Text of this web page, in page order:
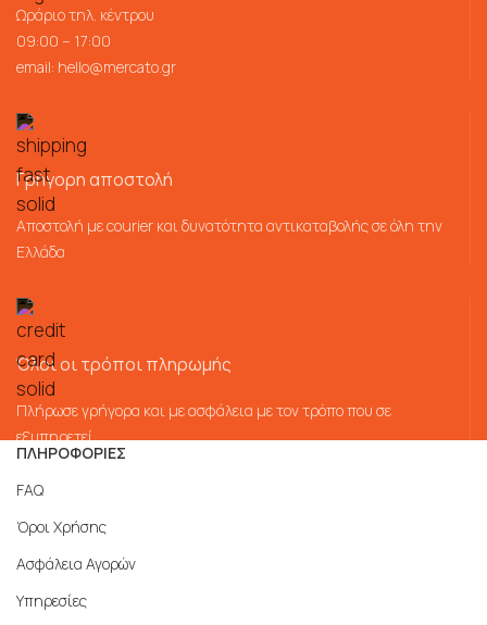
Ωράριο τηλ. κέντρου
09:00 – 17:00
email: hello@mercato.gr
Γρήγορη αποστολή
Αποστολή με courier και δυνατότητα αντικαταβολής σε όλη την
Ελλάδα
Όλοι οι τρόποι πληρωμής
Πλήρωσε γρήγορα και με ασφάλεια με τον τρόπο που σε
εξυπηρετεί
ΠΛΗΡΟΦΟΡΙΕΣ
FAQ
Όροι Χρήσης
Ασφάλεια Αγορών
Υπηρεσίες